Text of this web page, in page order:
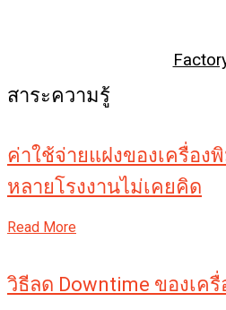
สาระความรู้
ค่าใช้จ่ายแฝงของเครื่อ
หลายโรงงานไม่เคยคิด
Read More
วิธีลด Downtime ของเค